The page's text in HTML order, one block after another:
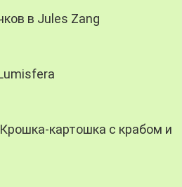
в Jules Zang
картошка с крабом и